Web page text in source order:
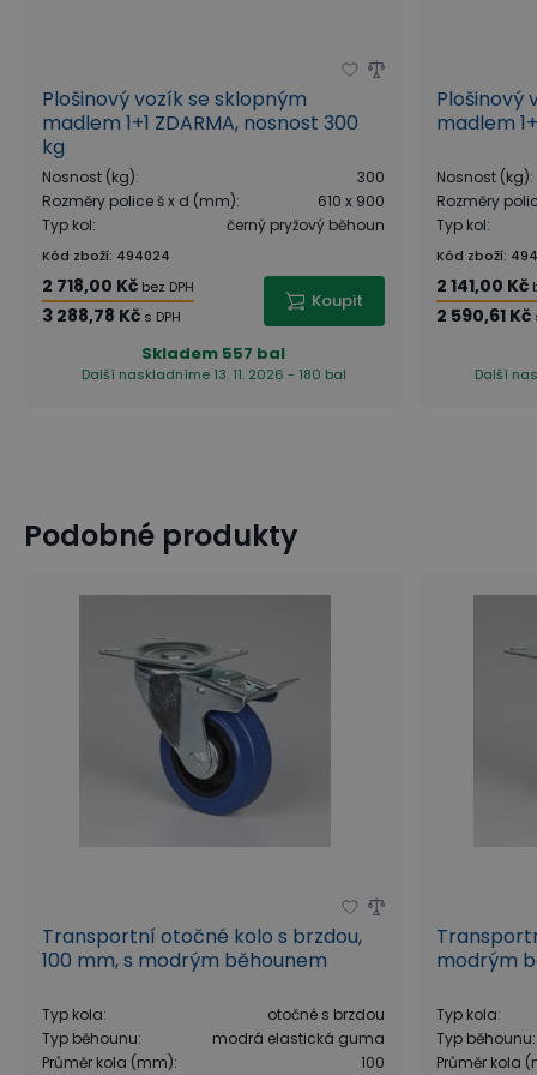
Plošinový vozík se sklopným
madlem 1+1 ZDARMA, nosnost 300
kg
Nosnost (kg):
300
Rozměry police š x d (mm):
610 x 900
Typ kol: černý pryžový běhoun
Kód zboží: 494024
2 718,00 Kč bez DPH
3 288,78 Kč s DPH
Koupit
Skladem 557 bal
Další naskladníme 13. 11. 2026 - 180 bal
Plošinový
madlem
Nosnost (kg):
Rozměry
Typ kol:
Kód zboží:
2 141,00 Kč
2 590,61 Kč
Další
Jak je to s nosností koleček?
Typ ložisek, odpor valivého tření a otáčení
9 tipů: Jak efektivně vybavit sklad?
Podobné produkty
Transportní otočné kolo s brzdou,
100 mm, s modrým běhounem
Typ kola:
otočné s brzdou
Typ běhounu:
modrá elastická guma
Průměr kola (mm): 100
modrým
Typ kola:
Typ běhounu:
Průměr kola